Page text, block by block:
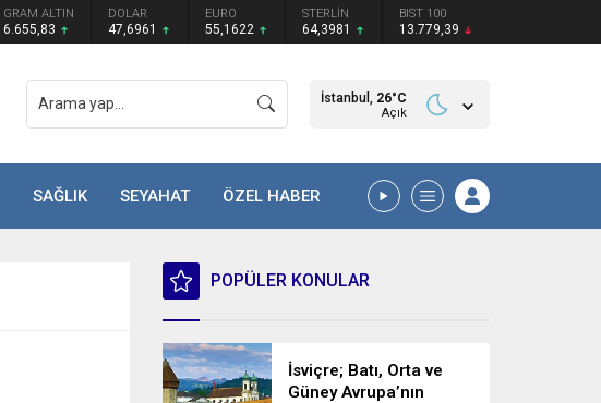
GRAM ALTIN
6.655,83
DOLAR
47,6961
EURO
55,1622
STERLİN
64,3981
BIST 100
13.779,39
İstanbul, 26°C
Açık
SAĞLIK SEYAHAT ÖZEL HABER
POPÜLER KONULAR
İsviçre; Batı, Orta ve
Güney Avrupa’nın